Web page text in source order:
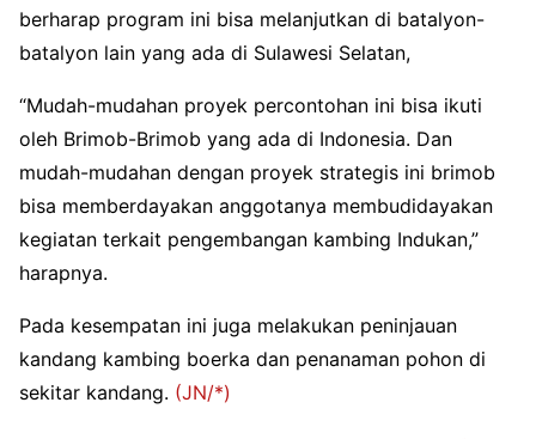
berharap program ini bisa melanjutkan di batalyon-
batalyon lain yang ada di Sulawesi Selatan,
“Mudah-mudahan proyek percontohan ini bisa ikuti
oleh Brimob-Brimob yang ada di Indonesia. Dan
mudah-mudahan dengan proyek strategis ini brimob
bisa memberdayakan anggotanya membudidayakan
kegiatan terkait pengembangan kambing Indukan,”
harapnya.
Pada kesempatan ini juga melakukan peninjauan
kandang kambing boerka dan penanaman pohon di
sekitar kandang. (JN/*)